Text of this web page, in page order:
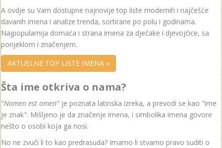
A ovdje su Vam dostupne najnovije top liste modernih i najčešće
davanih imena i analize trenda, sortirane po polu i godinama.
Najpopularnija domaća i strana imena za dječake i djevojčice, sa
porijeklom i značenjem.
AKTUELNE TOP LISTE IMENA »
Šta ime otkriva o nama?
"Nomen est omen" je poznata latinska izreka, a prevodi se kao "ime
je znak". Mišljeno je da značenje imena, i simbolika imena govore
nešto o osobi koja ga nosi.
No ne zvuči li to kao predrasuda? Imamo li stvarno pravo suditi o